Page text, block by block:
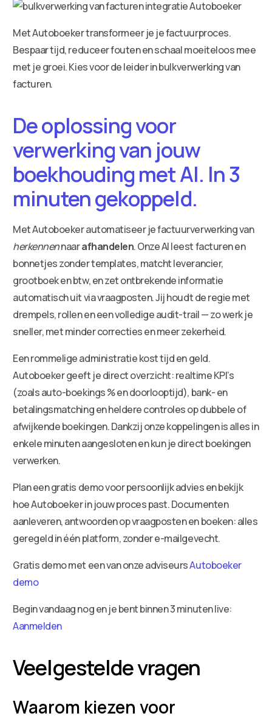
Met Autoboeker transformeer je je factuurproces.
Bespaar tijd, reduceer fouten en schaal moeiteloos mee
met je groei. Kies voor de leider in bulkverwerking van
facturen.
De oplossing voor
verwerking van jouw
boekhouding met AI. In 3
minuten gekoppeld.
Met Autoboeker automatiseer je factuurverwerking van
herkennennaarafhandelen. Onze AI leest facturen en
bonnetjes zonder templates, matcht leverancier,
grootboek en btw, en zet ontbrekende informatie
automatisch uit via vraagposten. Jij houdt de regie met
drempels, rollen en een volledige audit-trail — zo werk je
sneller, met minder correcties en meer zekerheid.
Een rommelige administratie kost tijd en geld.
Autoboeker geeft je direct overzicht: realtime KPI’s
(zoals auto-boekings % en doorlooptijd), bank- en
betalingsmatching en heldere controles op dubbele of
afwijkende boekingen. Dankzij onze koppelingen is alles in
enkele minuten aangesloten en kun je direct boekingen
verwerken.
Plan een gratis demo voor persoonlijk advies en bekijk
hoe Autoboeker in jouw proces past. Documenten
aanleveren, antwoorden op vraagposten en boeken: alles
geregeld in één platform, zonder e-mailgevecht.
Gratis demo met een van onze adviseursAutoboeker
demo
Begin vandaag nog en je bent binnen 3 minuten live:
Aanmelden
Veelgestelde vragen
Waarom kiezen voor